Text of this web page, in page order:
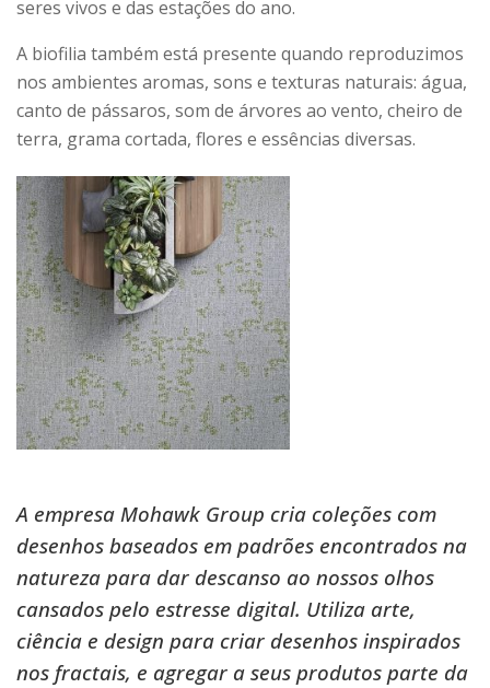
seres vivos e das estações do ano.
A biofilia também está presente quando reproduzimos
nos ambientes aromas, sons e texturas naturais: água,
canto de pássaros, som de árvores ao vento, cheiro de
terra, grama cortada, flores e essências diversas.
A empresa Mohawk Group cria coleções com
desenhos baseados em padrões encontrados na
natureza para dar descanso ao nossos olhos
cansados pelo estresse digital. Utiliza arte,
ciência e design para criar desenhos inspirados
nos fractais, e agregar a seus produtos parte da